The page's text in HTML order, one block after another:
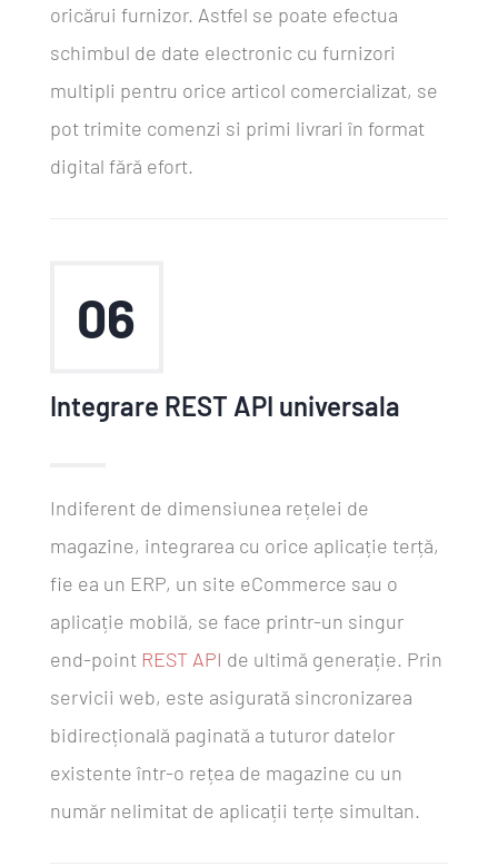
oricărui furnizor. Astfel se poate efectua
schimbul de date electronic cu furnizori
multipli pentru orice articol comercializat, se
pot trimite comenzi si primi livrari în format
digital fără efort.
06
Integrare REST API universala
Indiferent de dimensiunea rețelei de
magazine, integrarea cu orice aplicație terță,
fie ea un ERP, un site eCommerce sau o
aplicație mobilă, se face printr-un singur
end-point REST API de ultimă generație. Prin
servicii web, este asigurată sincronizarea
bidirecțională paginată a tuturor datelor
existente într-o rețea de magazine cu un
număr nelimitat de aplicații terțe simultan.